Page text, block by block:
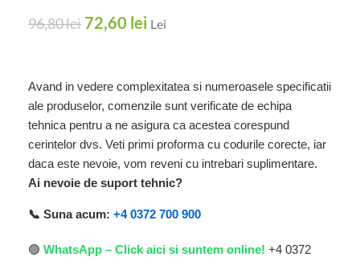
96,80lei 72,60 lei Lei
Avand in vedere complexitatea si numeroasele specificatii
ale produselor, comenzile sunt verificate de echipa
tehnica pentru a ne asigura ca acestea corespund
cerintelor dvs. Veti primi proforma cu codurile corecte, iar
daca este nevoie, vom reveni cu intrebari suplimentare.
Ai nevoie de suport tehnic?
📞 Suna acum: +4 0372 700 900
🟢 WhatsApp – Click aici si suntem online! +4 0372